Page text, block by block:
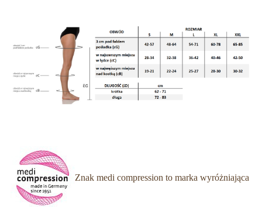
Znak medi compression to marka wyróżniająca